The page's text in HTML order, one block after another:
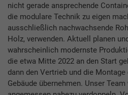
nicht gerade ansprechende
die modulare Technik zu eigen
ausschließlich nachwachsende
Holz, verwenden. Aktuell planen
wahrscheinlich modernste
die etwa Mitte 2022 an den Start
dann den Vertrieb und die
Gebäude übernehmen. Unser